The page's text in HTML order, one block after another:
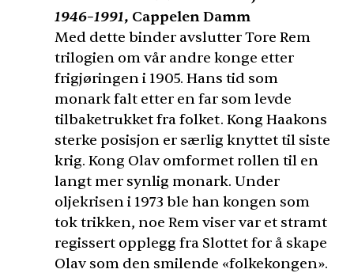
1946–1991, Cappelen Damm
Med dette binder avslutter Tore Rem
trilogien om vår andre konge etter
frigjøringen i 1905. Hans tid som
monark falt etter en far som levde
tilbaketrukket fra folket. Kong Haakons
sterke posisjon er særlig knyttet til siste
krig. Kong Olav omformet rollen til en
langt mer synlig monark. Under
oljekrisen i 1973 ble han kongen som
tok trikken, noe Rem viser var et stramt
regissert opplegg fra Slottet for å skape
Olav som den smilende «folkekongen».